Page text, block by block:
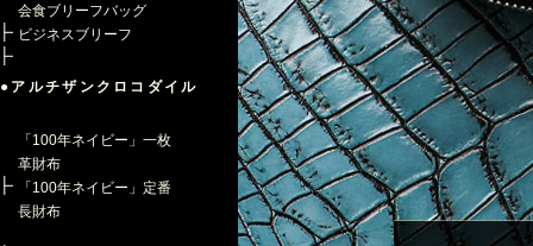
会食ブリーフバッグ
ビジネスブリーフ
●アルチザンクロコダイル
「100年ネイビー」一枚
革財布
「100年ネイビー」定番
長財布